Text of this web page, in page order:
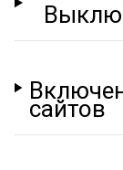
сайтов